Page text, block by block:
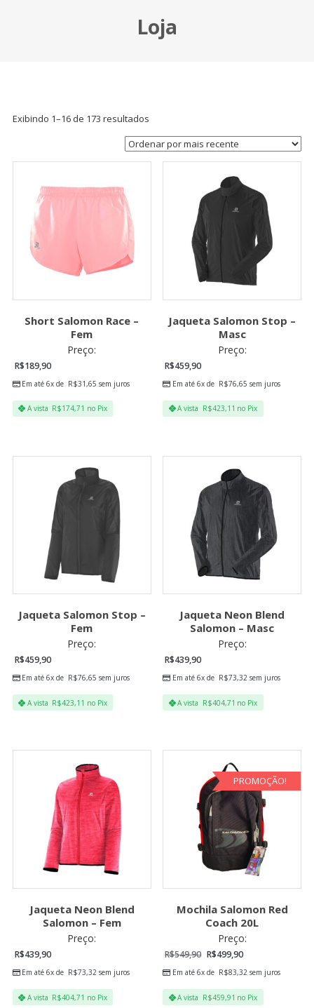
Loja
Exibindo 1–16 de 173 resultados
Short Salomon Race –
Fem
Preço:
R$189,90
Em até 6x de R$31,65 sem juros
A vista R$174,71 no Pix
Jaqueta Salomon Stop –
Masc
Preço:
R$459,90
Em até 6x de R$76,65 sem juros
A vista R$423,11 no Pix
Jaqueta Salomon Stop –
Fem
Preço:
R$459,90
Em até 6x de R$76,65 sem juros
A vista R$423,11 no Pix
Jaqueta Neon Blend
Salomon – Masc
Preço:
R$439,90
Em até 6x de R$73,32sem juros
A vista R$404,71 no Pix
Jaqueta Neon Blend
Salomon – Fem
Preço:
R$439,90
Em até 6x de R$73,32 sem juros
A vista R$404,71 no Pix
PROMOÇÃO!
Mochila Salomon Red
Coach 20L
Preço:
R$549,90 R$499,90
Em até 6x de R$83,32sem juros
A vista R$459,91 no Pix